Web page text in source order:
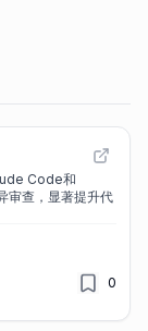
Code和
审查，显著提升代
0